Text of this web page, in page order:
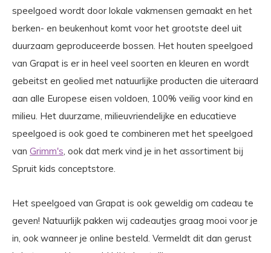
speelgoed wordt door lokale vakmensen gemaakt en het
berken- en beukenhout komt voor het grootste deel uit
duurzaam geproduceerde bossen. Het houten speelgoed
van Grapat is er in heel veel soorten en kleuren en wordt
gebeitst en geolied met natuurlijke producten die uiteraard
aan alle Europese eisen voldoen, 100% veilig voor kind en
milieu. Het duurzame, milieuvriendelijke en educatieve
speelgoed is ook goed te combineren met het speelgoed
van Grimm's, ook dat merk vind je in het assortiment bij
Spruit kids conceptstore.
Het speelgoed van Grapat is ook geweldig om cadeau te
geven! Natuurlijk pakken wij cadeautjes graag mooi voor je
in, ook wanneer je online besteld. Vermeldt dit dan gerust